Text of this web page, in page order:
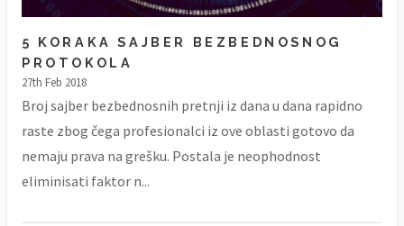
5 KORAKA SAJBER BEZBEDNOSNOG
PROTOKOLA
27th Feb 2018
Broj sajber bezbednosnih pretnji iz dana u dana rapidno
raste zbog čega profesionalci iz ove oblasti gotovo da
nemaju prava na grešku. Postala je neophodnost
eliminisati faktor n...